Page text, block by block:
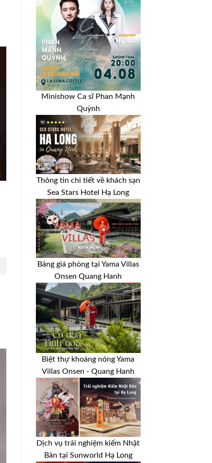
Minishow Ca sĩ Phan Mạnh
Quỳnh
Thông tin chi tiết về khách sạn
Sea Stars Hotel Hạ Long
Bảng giá phòng tại Yama Villas
Onsen Quang Hanh
Biệt thự khoáng nóng Yama
Villas Onsen - Quang Hanh
Dịch vụ trải nghiệm kiếm Nhật
Bản tại Sunworld Hạ Long